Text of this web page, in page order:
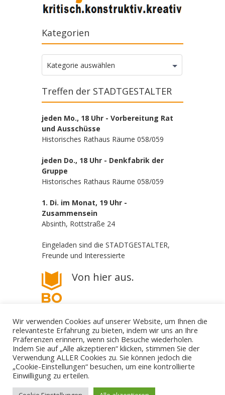
Kategorien
Kategorien
Kategorie auswählen
Treffen der STADTGESTALTER
jeden Mo., 18 Uhr - Vorbereitung Rat
und Ausschüsse
Historisches Rathaus Räume 058/059
jeden Do., 18 Uhr - Denkfabrik der
Gruppe
Historisches Rathaus Räume 058/059
1. Di. im Monat, 19 Uhr -
Zusammensein
Absinth, Rottstraße 24
Eingeladen sind die STADTGESTALTER,
Freunde und Interessierte
Von hier aus.
Die STADTGESTALTER - politisch aber parteilos
Gestalte deine Stadt. - Für Bürgerbeteiligung! - Gegen
Wir verwenden Cookies auf unserer Website, um Ihnen die
relevanteste Erfahrung zu bieten, indem wir uns an Ihre
Präferenzen erinnern, wenn sich Besuche wiederholen.
Indem Sie auf „Alle akzeptieren“ klicken, stimmen Sie der
Verwendung ALLER Cookies zu. Sie können jedoch die
„Cookie-Einstellungen“ besuchen, um eine kontrollierte
Einwilligung zu erteilen.